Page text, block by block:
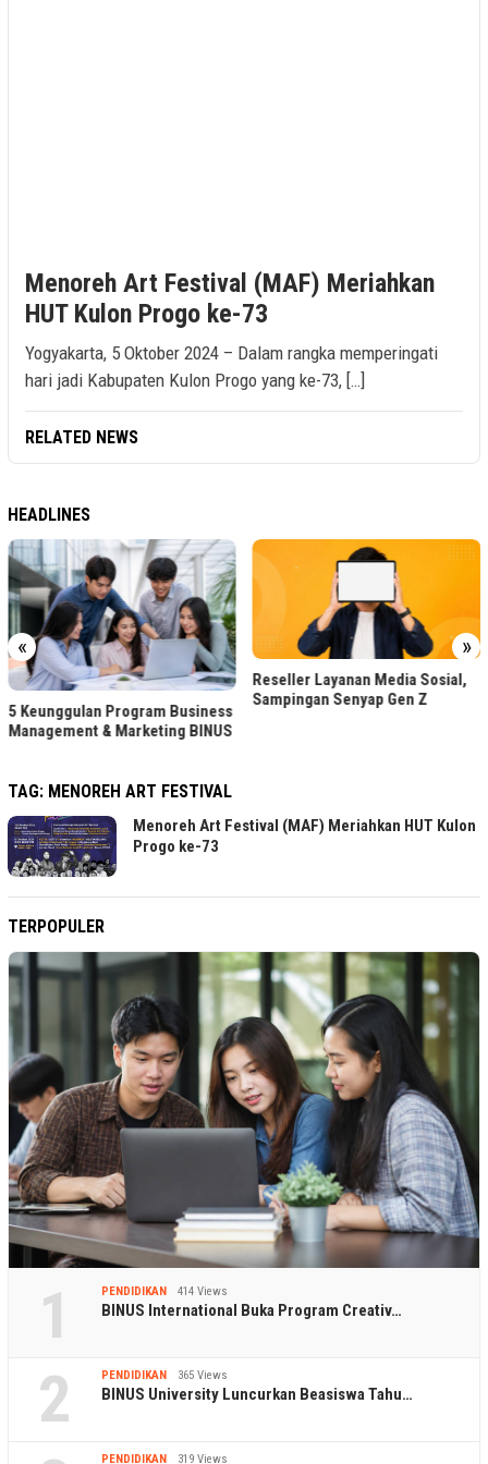
Menoreh Art Festival (MAF) Meriahkan
HUT Kulon Progo ke-73
Yogyakarta, 5 Oktober 2024 – Dalam rangka memperingati
hari jadi Kabupaten Kulon Progo yang ke-73, […]
RELATED NEWS
HEADLINES
« »
5 Keunggulan Program Business
Management & Marketing BINUS
Reseller Layanan Media Sosial,
Sampingan Senyap Gen Z
TAG: MENOREH ART FESTIVAL
Menoreh Art Festival (MAF) Meriahkan HUT Kulon
Progo ke-73
TERPOPULER
1 PENDIDIKAN 414 Views
BINUS International Buka Program Creativ…
2 PENDIDIKAN 365 Views
BINUS University Luncurkan Beasiswa Tahu…
PENDIDIKAN 319 Views